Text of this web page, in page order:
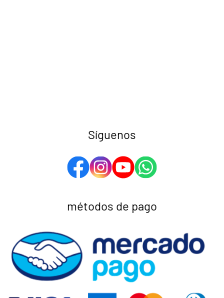
Síguenos
métodos de pago